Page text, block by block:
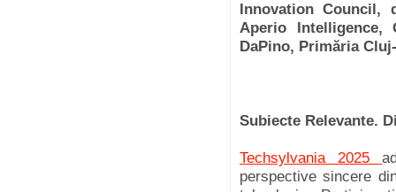
Innovation Council,
Aperio Intelligence,
DaPino, Primăria
Subiecte Relevante.
Techsylvania 2025
perspective sincere